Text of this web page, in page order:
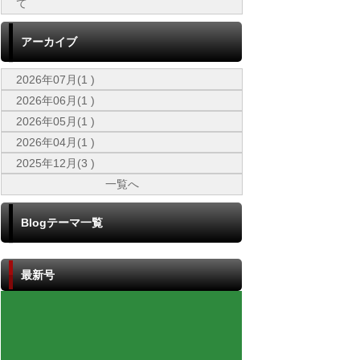
て
アーカイブ
2026年07月(1 )
2026年06月(1 )
2026年05月(1 )
2026年04月(1 )
2025年12月(3 )
一覧へ
Blogテーマ一覧
最新号